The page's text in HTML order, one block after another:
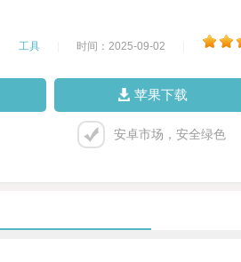
工具 时间：2025-09-02
苹果下载
安卓市场，安全绿色